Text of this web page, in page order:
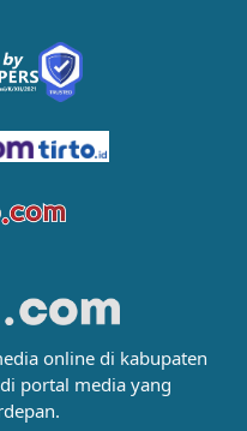
online di kabupaten
portal media yang